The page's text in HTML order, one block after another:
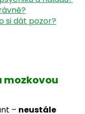
si dát pozor?
mozkovou
– neustále